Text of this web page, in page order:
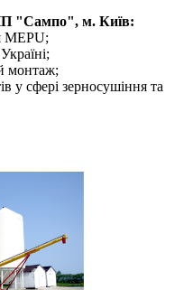
"Сампо", м. Київ:
MEPU;
монтаж;
у сфері зерносушіння та